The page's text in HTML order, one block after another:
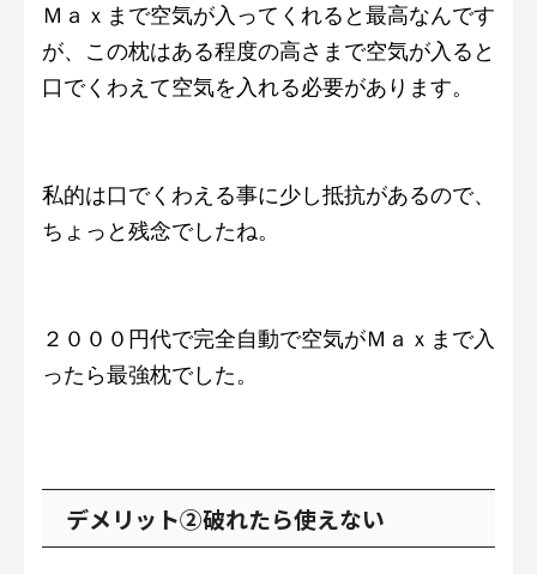
Ｍａｘまで空気が入ってくれると最高なんです
が、この枕はある程度の高さまで空気が入ると
口でくわえて空気を入れる必要があります。
私的は口でくわえる事に少し抵抗があるので、
ちょっと残念でしたね。
２０００円代で完全自動で空気がＭａｘまで入
ったら最強枕でした。
デメリット②破れたら使えない